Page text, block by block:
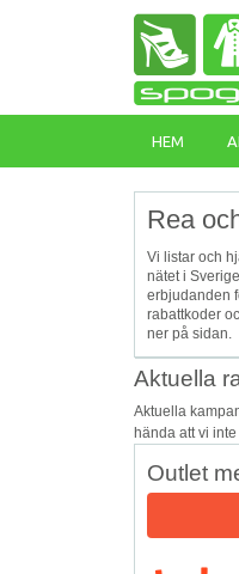
HEM
Rea
Vi listar och
nätet i
erbjudanden
rabattkoder
ner på sidan.
Aktuella
Aktuella
hända att vi
Outlet